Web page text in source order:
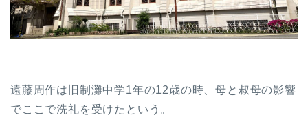
遠藤周作は旧制灘中学1年の12歳の時、母と叔母の影響
でここで洗礼を受けたという。